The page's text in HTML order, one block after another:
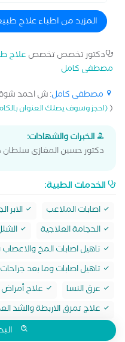
للشباب سابقا
المزيد من اطباء علاج
دكتور تخصص تخصص علاج
مصطفى كامل
مصطفى كامل: ش احمد
((احجز وسوف يصلك العنوان
الخبرات والشهادات:
دكتور حسين المغازى سلطان
الخدمات الطبية:
اصابات الملاعب الابر
الحجامة العلاجية
تاهيل اصابات المخ
تاهيل اصابات وما بعد جراحات
عرق النسا
علاج
علاج تمزق الاربطة والشد